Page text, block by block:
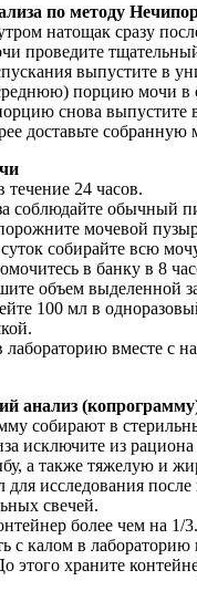
по методу
натощак сразу
проведите
выпустите в
порцию мочи в
снова выпустите
доставьте собранную
24 часов.
соблюдайте обычный
мочевой
собирайте всю
в банку в 8
объем выделенной
100 мл в
лабораторию вместе с
анализ
собирают в
исключите из
а также тяжелую и
для исследования
свечей.
более чем на 1/3.
с калом в
этого храните